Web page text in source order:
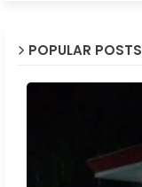
POPULAR POSTS